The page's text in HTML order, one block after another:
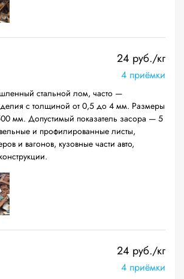
24 руб./кг
4 приёмки
стальной лом, часто —
с толщиной от 0,5 до 4 мм. Размеры
мм. Допустимый показатель засора — 5
и профилированные листы,
и вагонов, кузовные части авто,
24 руб./кг
4 приёмки